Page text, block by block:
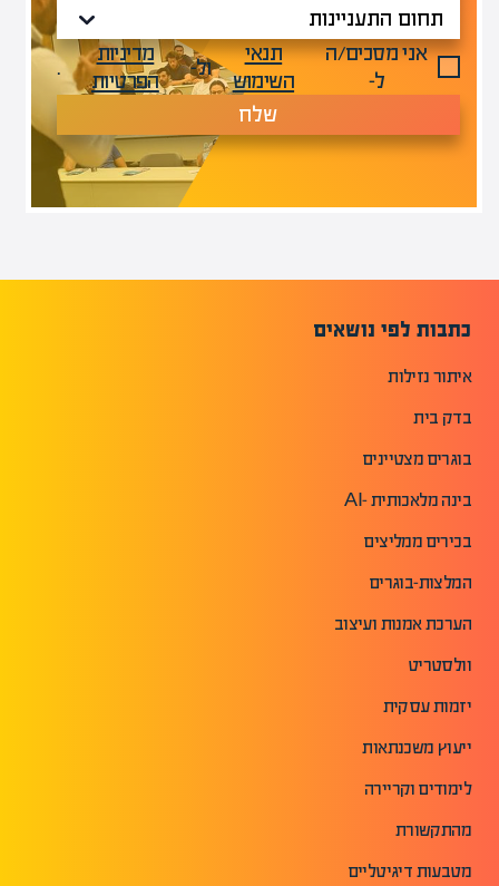
אני מסכים/ה
ל-
תנאי
השימוש
ול-
מדיניות
הפרטיות
.
שלח
כתבות לפי נושאים
איתור נזילות
בדק בית
בוגרים מצטיינים
בינה מלאכותית -AI
בכירים ממליצים
המלצות-בוגרים
הערכת אמנות ועיצוב
וולסטריט
יזמות עסקית
ייעוץ משכנתאות
לימודים וקריירה
מהתקשורת
מטבעות דיגיטליים